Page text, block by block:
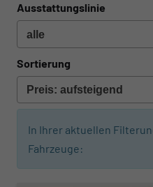
Ausstattungslinie
Sortierung
In Ihrer aktuellen
Fahrzeuge: